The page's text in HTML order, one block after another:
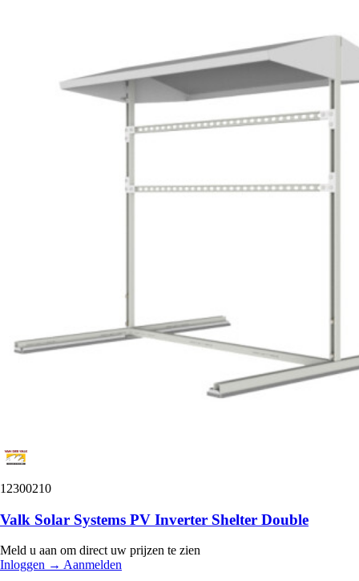
12300210
Valk Solar Systems PV Inverter Shelter Double
Meld u aan om direct uw prijzen te zien
Inloggen → Aanmelden